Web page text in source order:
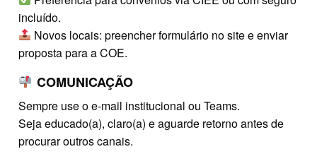
incluído.
Novos locais: preencher formulário no site e enviar
proposta para a COE.
COMUNICAÇÃO
Sempre use o e-mail institucional ou Teams.
Seja educado(a), claro(a) e aguarde retorno antes de
procurar outros canais.